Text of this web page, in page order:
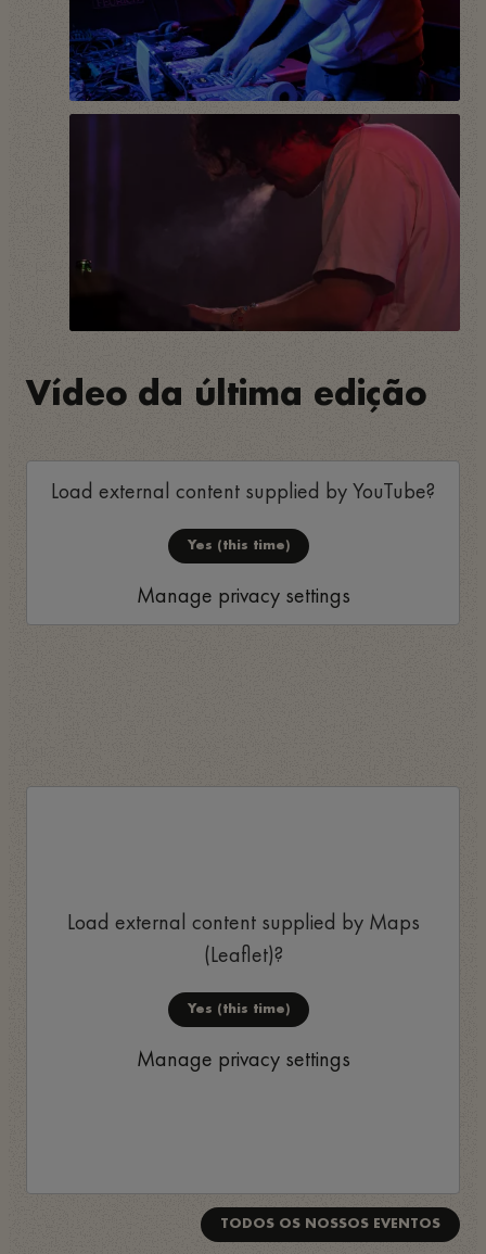
Vídeo da última edição
Load external content supplied byYouTube?
Yes (this time)
Manage privacy settings
Load external content supplied by Maps
(Leaflet)?
Yes (this time)
Manage privacy settings
TODOS OS NOSSOS EVENTOS